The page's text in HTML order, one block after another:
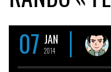
07 JAN
2014